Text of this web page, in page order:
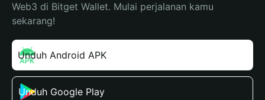
Web3 di Bitget Wallet. Mulai perjalanan kamu
sekarang!
Unduh Android APK
Unduh Google Play